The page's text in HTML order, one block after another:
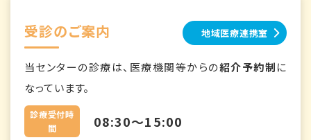
受診のご案内 地域医療連携室
当センターの診療は、医療機関等からの紹介予約制に
なっています。
診療受付時
間
08:30～15:00